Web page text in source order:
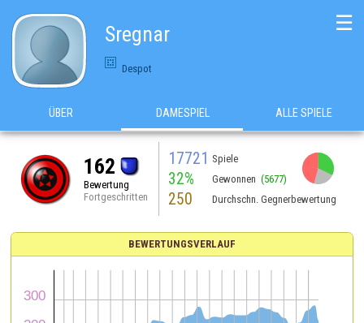
Sregnar
Despot
☰
ÜBER DAMESPIEL ALLE SPIELE
162
Bewertung
Fortgeschritten
17721 Spiele
32% Gewonnen (5677)
250 Durchschn. Gegnerbewertung
BEWERTUNGSVERLAUF